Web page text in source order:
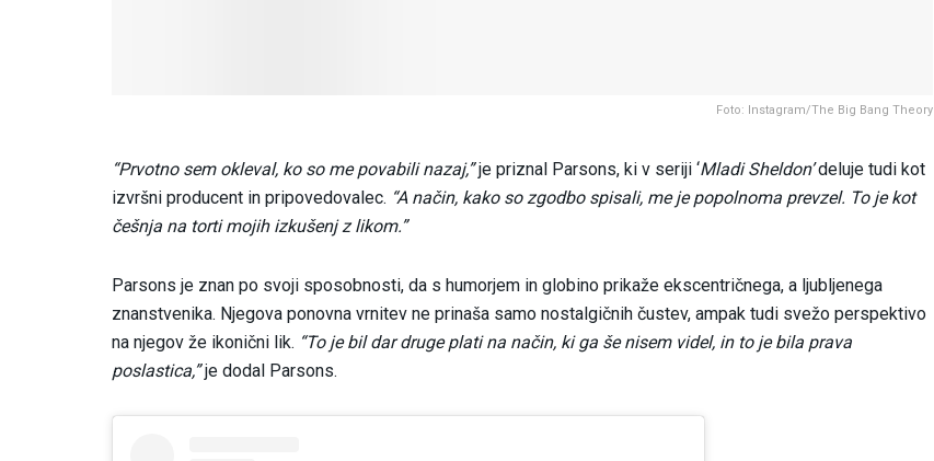
Foto: Instagram/The Big Bang Theory
“Prvotno sem okleval, ko so me povabili nazaj,”je priznal Parsons, ki v seriji ‘Mladi Sheldon’deluje tudi kot
izvršni producent in pripovedovalec. “A način, kako so zgodbo spisali, me je popolnoma prevzel. To je kot
češnja na torti mojih izkušenj z likom.”
Parsons je znan po svoji sposobnosti, da s humorjem in globino prikaže ekscentričnega, a ljubljenega
znanstvenika. Njegova ponovna vrnitev ne prinaša samo nostalgičnih čustev, ampak tudi svežo perspektivo
na njegov že ikonični lik. “To je bil dar druge plati na način, ki ga še nisem videl, in to je bila prava
poslastica,”je dodal Parsons.